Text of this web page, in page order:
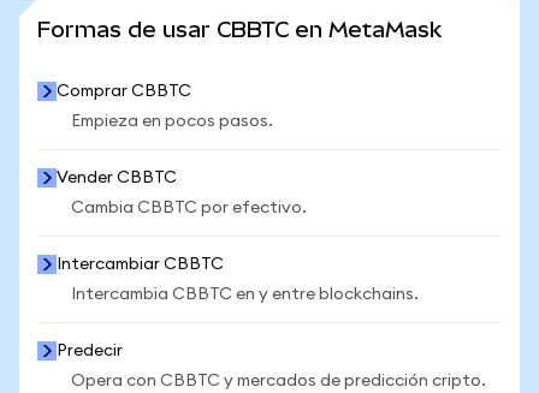
Formas de usar CBBTC en MetaMask
Comprar CBBTC
Empieza en pocos pasos.
Vender CBBTC
Cambia CBBTC por efectivo.
Intercambiar CBBTC
Intercambia CBBTC en y entre blockchains.
Predecir
Opera con CBBTC y mercados de predicción cripto.